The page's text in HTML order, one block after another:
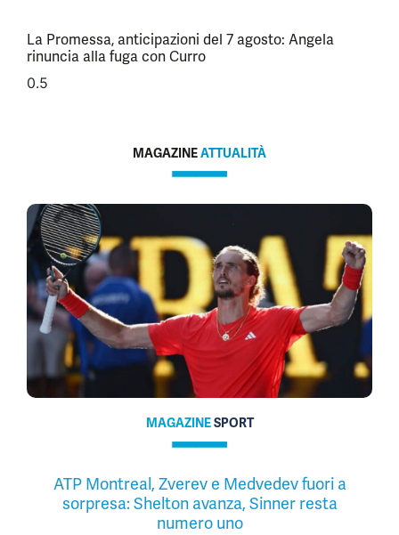
La Promessa, anticipazioni del 7 agosto: Angela
rinuncia alla fuga con Curro
MAGAZINEATTUALITÀ
MAGAZINESPORT
ATP Montreal, Zverev e Medvedev fuori a
sorpresa: Shelton avanza, Sinner resta
numero uno